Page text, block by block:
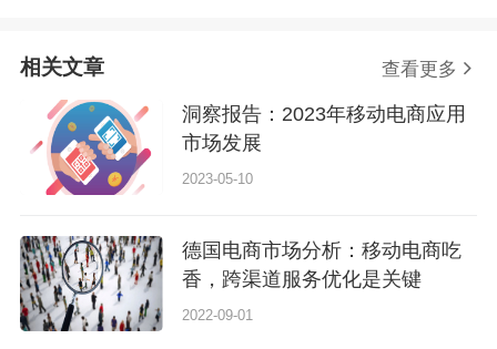
相关文章 查看更多
洞察报告：2023年移动电商应用
市场发展
2023-05-10
德国电商市场分析：移动电商吃
香，跨渠道服务优化是关键
2022-09-01